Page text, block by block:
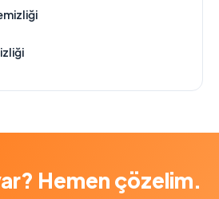
Hemen çözelim.